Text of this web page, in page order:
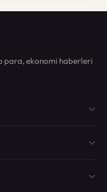
para, ekonomi haberleri